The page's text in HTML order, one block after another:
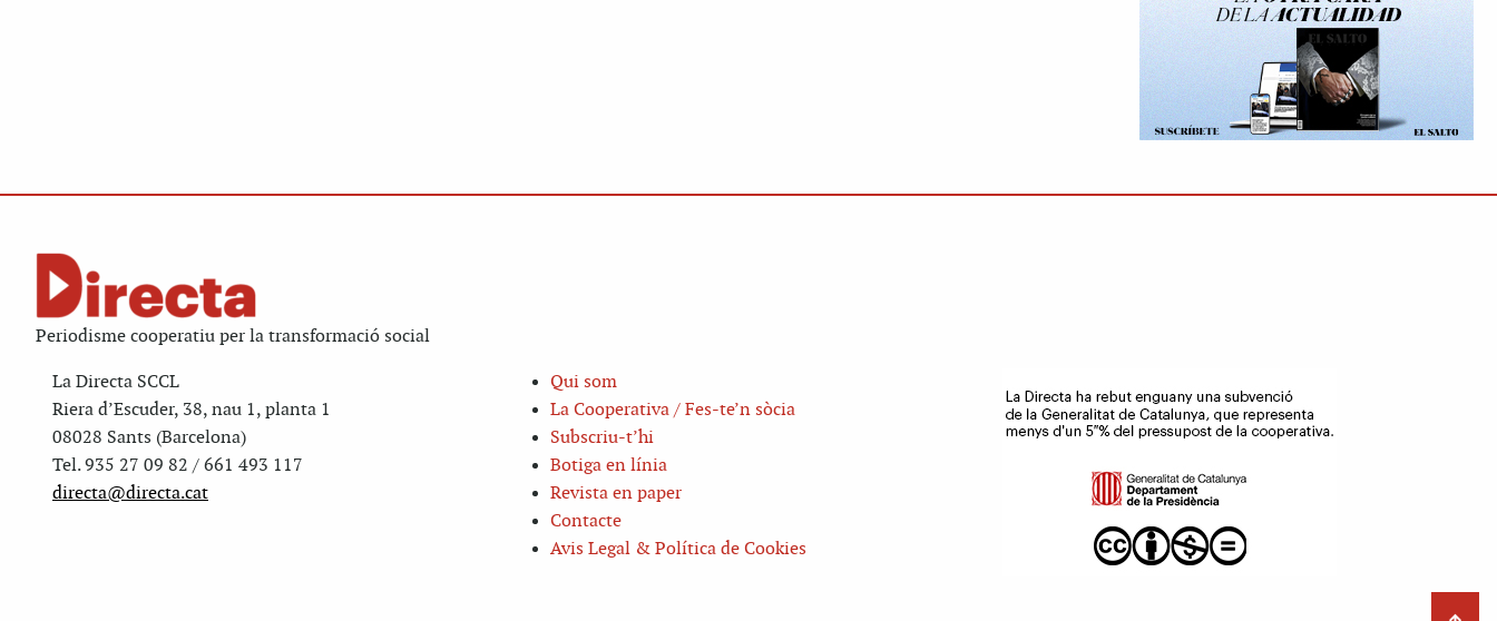
Periodisme cooperatiu per la transformació social
La Directa SCCL
Riera d’Escuder, 38, nau 1, planta 1
08028 Sants (Barcelona)
Tel. 935 27 09 82 / 661 493 117
directa@directa.cat
Qui som
La Cooperativa / Fes-te’n sòcia
Subscriu-t’hi
Botiga en línia
Revista en paper
Contacte
Avis Legal & Política de Cookies